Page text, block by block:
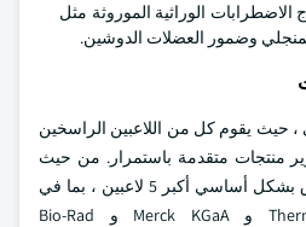
الاضطرابات الوراثية الموروثة مثل
وضمور العضلات الدوشين.
حيث يقوم كل من اللاعبين الراسخين
منتجات متقدمة باستمرار. من حيث
الإيرادات ، يهيمن على السوق بشكل أساسي أكبر 5 لاعبين ، بما في
ذلك Thermo Fisher Scientific و Merck KGaA و Bio-Rad